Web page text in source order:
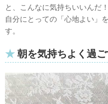
と、こんなに気持ちいいんだ
自分にとっての「心地よい」
す。
朝を気持ちよく過